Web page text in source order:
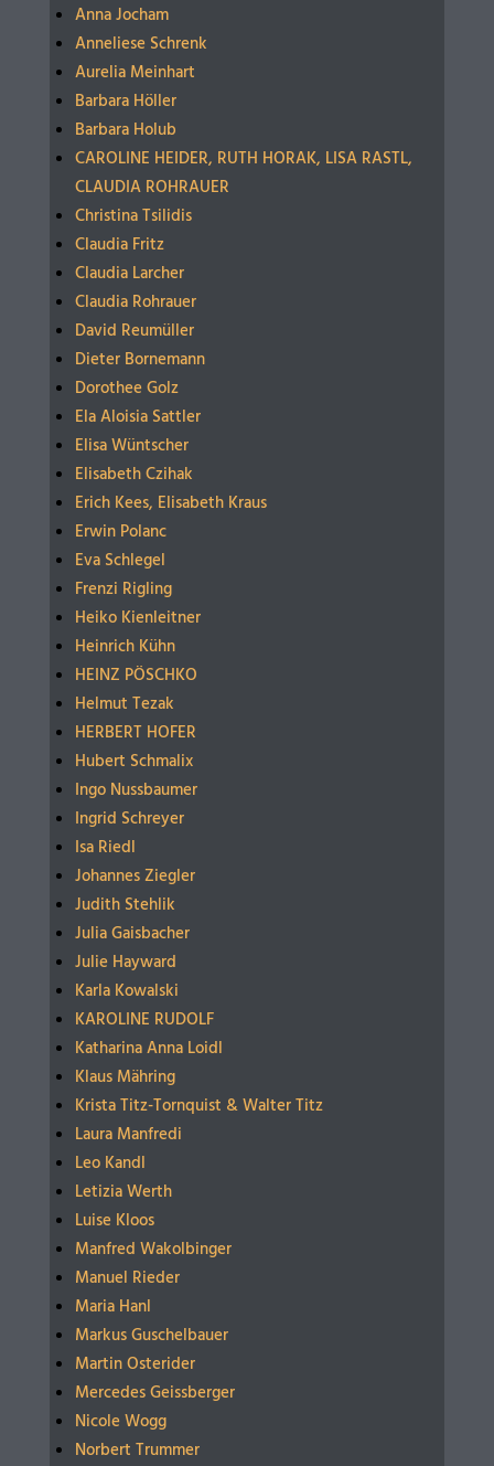
Anna Jocham
Anneliese Schrenk
Aurelia Meinhart
Barbara Höller
Barbara Holub
CAROLINE HEIDER, RUTH HORAK, LISA RASTL,
CLAUDIA ROHRAUER
Christina Tsilidis
Claudia Fritz
Claudia Larcher
Claudia Rohrauer
David Reumüller
Dieter Bornemann
Dorothee Golz
Ela Aloisia Sattler
Elisa Wüntscher
Elisabeth Czihak
Erich Kees, Elisabeth Kraus
Erwin Polanc
Eva Schlegel
Frenzi Rigling
Heiko Kienleitner
Heinrich Kühn
HEINZ PÖSCHKO
Helmut Tezak
HERBERT HOFER
Hubert Schmalix
Ingo Nussbaumer
Ingrid Schreyer
Isa Riedl
Johannes Ziegler
Judith Stehlik
Julia Gaisbacher
Julie Hayward
Karla Kowalski
KAROLINE RUDOLF
Katharina Anna Loidl
Klaus Mähring
Krista Titz-Tornquist & Walter Titz
Laura Manfredi
Leo Kandl
Letizia Werth
Luise Kloos
Manfred Wakolbinger
Manuel Rieder
Maria Hanl
Markus Guschelbauer
Martin Osterider
Mercedes Geissberger
Nicole Wogg
Norbert Trummer